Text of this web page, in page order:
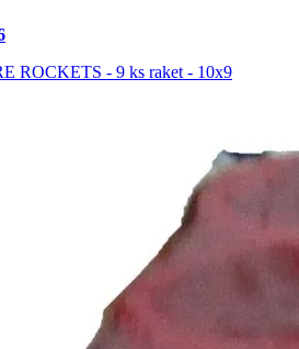
ROCKETS - 9 ks raket - 10x9